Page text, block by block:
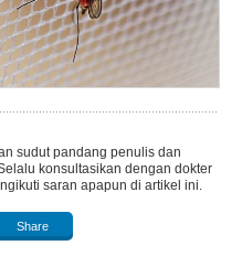
sudut pandang penulis dan
konsultasikan dengan dokter
saran apapun di artikel ini.
Share